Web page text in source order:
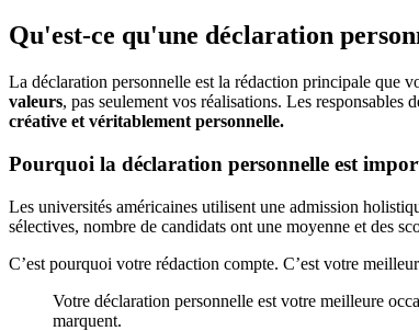
Qu'est-ce qu'une déclaration
La déclaration personnelle est la rédaction principale que
valeurs, pas seulement vos réalisations. Les
créative et véritablement personnelle.
Pourquoi la déclaration personnelle est
Les universités américaines utilisent une admission
sélectives, nombre de candidats ont une moyenne et des
C’est pourquoi votre rédaction compte. C’est votre
Votre déclaration personnelle est votre meilleure
marquent.